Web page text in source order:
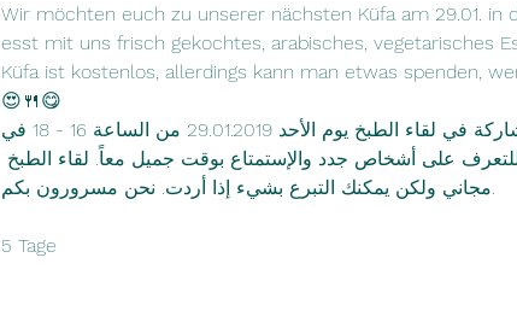
Wir möchten euch zu unserer nächsten Küfa am 29.01. in
esst mit uns frisch gekochtes, arabisches, vegetarisches
Küfa ist kostenlos, allerdings kann man etwas spenden,
😍🍴😋
نحن جمعية سلام ندعوكم للمشاركة في لقاء الطبخ يوم الأحد 29.01.2019 من الساعة 16 - 18 في Gorkistrasse 120. سنقوم بطبخ
على أشخاص جدد والإستمتاع بوقت جميل معاً. لقاء الطبخ
5 Tage